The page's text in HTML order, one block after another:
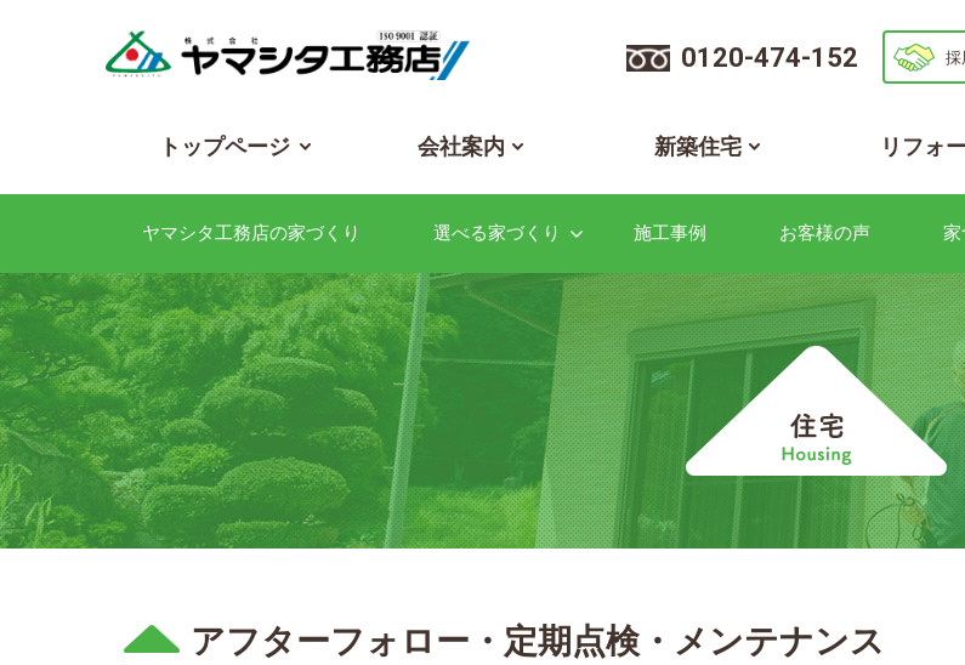
0120-474-152 採
トップページ 会社案内 新築住宅 リフォ
ヤマシタ工務店の家づくり 選べる家づくり 施工事例 お客様の声 家
アフターフォロー・定期点検・メンテナンス